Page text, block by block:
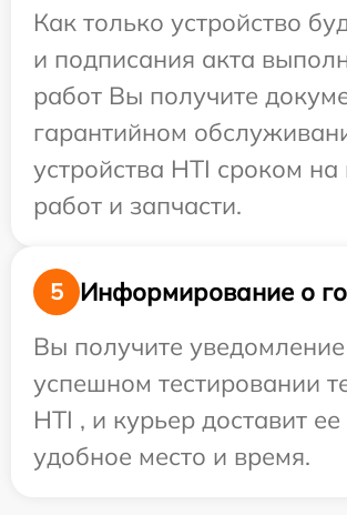
Как только устройство
и подписания акта
работ Вы получите
гарантийном
устройства HTI сроком
работ и запчасти.
5
Информирование о
Вы получите
успешном тестировании
HTI , и курьер доставит ее
удобное место и время.